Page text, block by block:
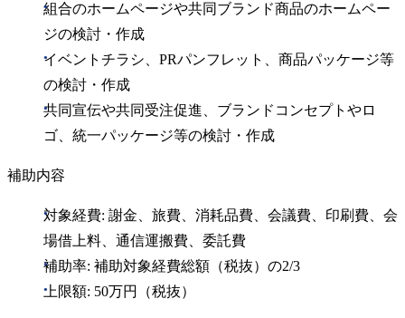
組合のホームページや共同ブランド商品のホームペー
ジの検討・作成
イベントチラシ、PRパンフレット、商品パッケージ等
の検討・作成
共同宣伝や共同受注促進、ブランドコンセプトやロ
ゴ、統一パッケージ等の検討・作成
補助内容
対象経費: 謝金、旅費、消耗品費、会議費、印刷費、会
場借上料、通信運搬費、委託費
補助率: 補助対象経費総額（税抜）の2/3
上限額: 50万円（税抜）